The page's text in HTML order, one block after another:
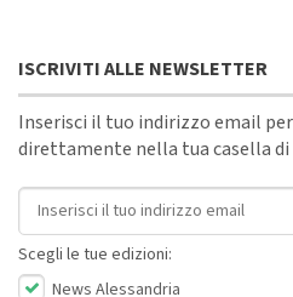
ISCRIVITI ALLE NEWSLETTER
Inserisci il tuo indirizzo email
direttamente nella tua casella
Indirizzo email
Scegli le tue edizioni:
News Alessandria